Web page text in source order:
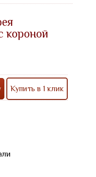
короной
Купить в 1 клик